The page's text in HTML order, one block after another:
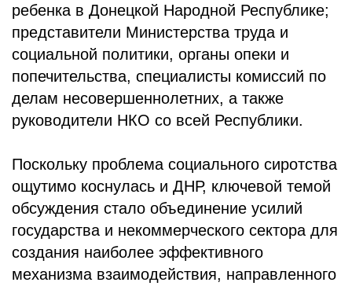
ребенка в Донецкой Народной Республике;
представители Министерства труда и
социальной политики, органы опеки и
попечительства, специалисты комиссий по
делам несовершеннолетних, а также
руководители НКО со всей Республики.
Поскольку проблема социального сиротства
ощутимо коснулась и ДНР, ключевой темой
обсуждения стало объединение усилий
государства и некоммерческого сектора для
создания наиболее эффективного
механизма взаимодействия, направленного